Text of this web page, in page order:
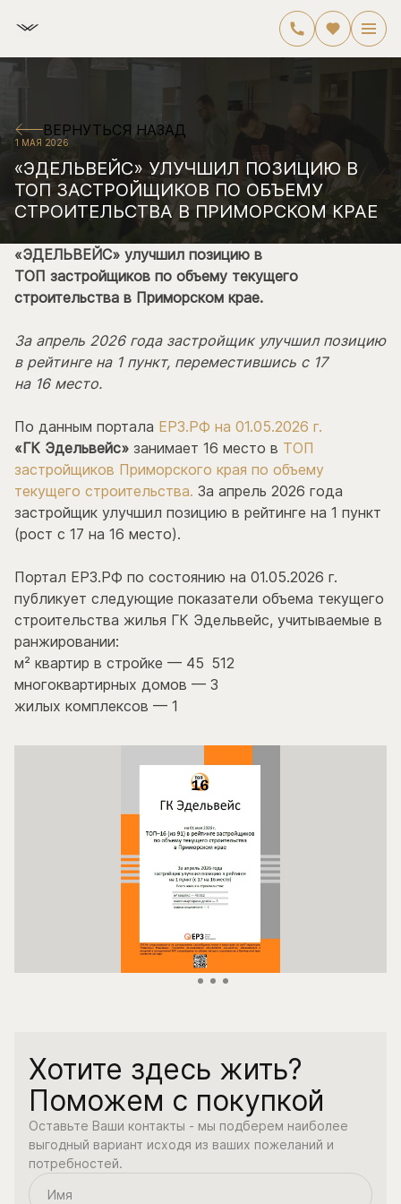
ВЕРНУТЬСЯ НАЗАД
1 МАЯ 2026
«ЭДЕЛЬВЕЙС» УЛУЧШИЛ ПОЗИЦИЮ В
ТОП ЗАСТРОЙЩИКОВ ПО ОБЪЕМУ
СТРОИТЕЛЬСТВА В ПРИМОРСКОМ КРАЕ
«ЭДЕЛЬВЕЙС» улучшил позицию в
ТОП застройщиков по объему текущего
строительства в Приморском крае.
За апрель 2026 года застройщик улучшил позицию
в рейтинге на 1 пункт, переместившись с 17
на 16 место.
По данным портала ЕРЗ.РФ на 01.05.2026 г.
«ГК Эдельвейс» занимает 16 место в ТОП
застройщиков Приморского края по объему
текущего строительства. За апрель 2026 года
застройщик улучшил позицию в рейтинге на 1 пункт
(рост с 17 на 16 место).
Портал ЕРЗ.РФ по состоянию на 01.05.2026 г.
публикует следующие показатели объема текущего
строительства жилья ГК Эдельвейс, учитываемые в
ранжировании:
м² квартир в стройке — 45 512
многоквартирных домов — 3
жилых комплексов — 1
Хотите здесь жить?
Поможем с покупкой
Оставьте Ваши контакты - мы подберем наиболее
выгодный вариант исходя из ваших пожеланий и
потребностей.
Имя